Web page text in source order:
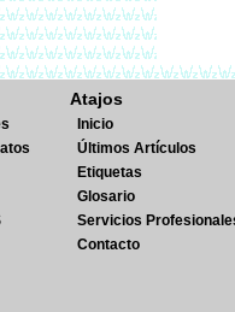
Atajos
Inicio
Últimos Artículos
Etiquetas
Glosario
Servicios
Contacto